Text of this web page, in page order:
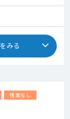
外来をしていた
～3名 ※往復はド
みる
残業なし